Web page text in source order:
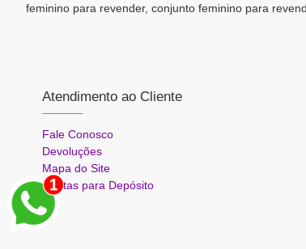
feminino para revender, conjunto feminino para
Atendimento ao Cliente
Fale Conosco
Devoluções
Mapa do Site
Contas para Depósito